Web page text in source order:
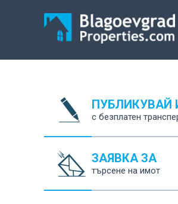
ПУБЛИКУВАЙ
с безплатен
ЗАЯВКА ЗА
търсене на имот